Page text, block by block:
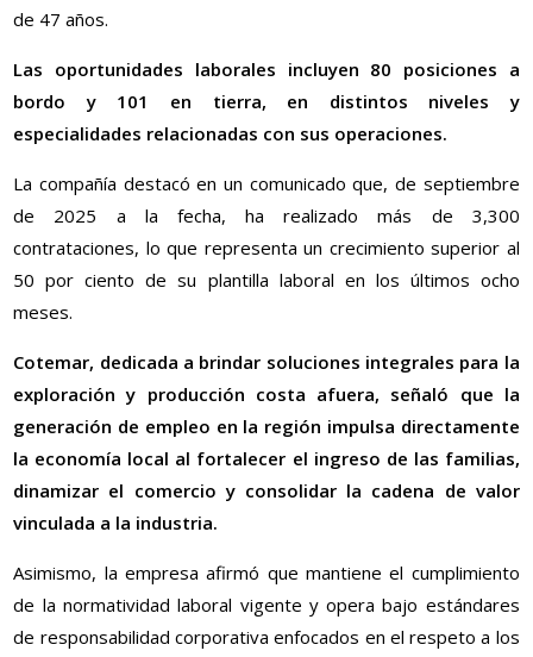
de 47 años.
Las oportunidades laborales incluyen 80 posiciones a
bordo y 101 en tierra, en distintos niveles y
especialidades relacionadas con sus operaciones.
La compañía destacó en un comunicado que, de septiembre
de 2025 a la fecha, ha realizado más de 3,300
contrataciones, lo que representa un crecimiento superior al
50 por ciento de su plantilla laboral en los últimos ocho
meses.
Cotemar, dedicada a brindar soluciones integrales para la
exploración y producción costa afuera, señaló que la
generación de empleo en la región impulsa directamente
la economía local al fortalecer el ingreso de las familias,
dinamizar el comercio y consolidar la cadena de valor
vinculada a la industria.
Asimismo, la empresa afirmó que mantiene el cumplimiento
de la normatividad laboral vigente y opera bajo estándares
de responsabilidad corporativa enfocados en el respeto a los